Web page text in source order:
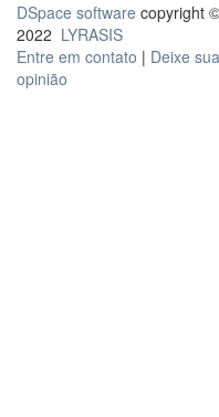
DSpace software copyright
2022 LYRASIS
Entre em contato | Deixe sua
opinião